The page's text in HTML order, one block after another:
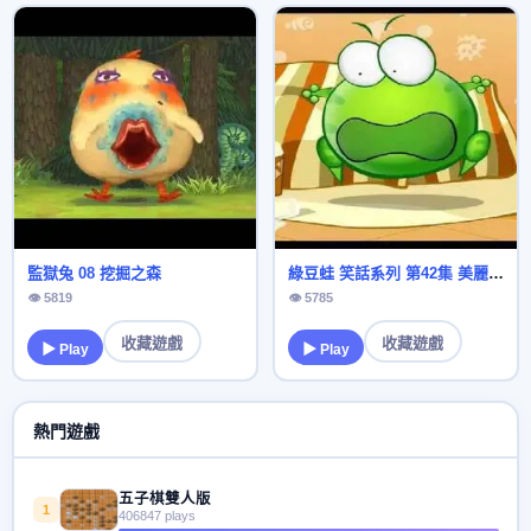
監獄兔 08 挖掘之森
👁 5819
▶ Play 收藏遊戲
綠豆蛙 笑話系列 第42集 美麗的裙子
👁 5785
▶ Play 收藏遊戲
熱門遊戲
1
五子棋雙人版
406847 plays